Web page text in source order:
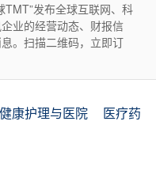
TMT”发布全球互联网、科
业的经营动态、财报信
。扫描二维码，立即订
健康护理与医院
医疗药